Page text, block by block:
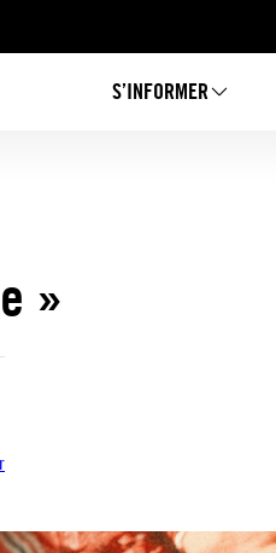
S’INFORMER
»